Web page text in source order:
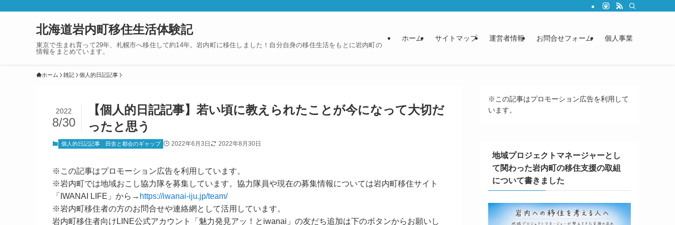
北海道岩内町移住生活体験記
東京で生まれ育って29年、札幌市へ移住して約14年。岩内町に移住しました！自分自身の移住生活をもとに岩内町の
情報をまとめています。
ホーム サイトマップ 運営者情報 お問合せフォーム 個人事業
ホーム 雑記 個人的日記記事
【個人的日記記事】若い頃に教えられたことが今になって大切だ
ったと思う
2022
8/30
個人的日記記事 田舎と都会のギャップ 2022年6月3日 2022年8月30日
※この記事はプロモーション広告を利用しています。
※岩内町では地域おこし協力隊を募集しています。協力隊員や現在の募集情報については岩内町移住サイト
「IWANAI LIFE」から→ https://iwanai-iju.jp/team/
※岩内町移住者の方のお問合せや連絡網として活用しています。
岩内町移住者向けLINE公式アカウント「魅力発見アッ！とiwanai」の友だち追加は下のボタンからお願いし
※この記事はプロモーション広告を利用して
います。
地域プロジェクトマネージャーとし
て関わった岩内町の移住支援の取組
について書きました